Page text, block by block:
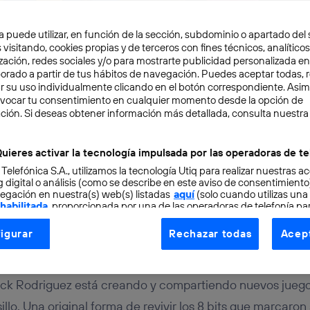
4 min
de la Game
gordo en pleno 2015
Rodriguez está creando y compartiendo nuevos
Una original forma de revivir los 8 bits que marcaron
puede utilizar, en función de la sección, subdominio o apartado del
visitando, cookies propias y de terceros con fines técnicos,
redes sociales y/o para mostrarte publicidad personalizada
a partir de tus hábitos de navegación. Puedes aceptar todas,
su uso individualmente clicando en el botón correspondiente.
tu consentimiento en cualquier momento desde la opción de
Si deseas obtener información más detallada, consulta nuestra
activar la tecnología impulsada por las operadoras de
S.A., utilizamos la tecnología Utiq para realizar nuestras
digital o análisis (como se describe en este aviso de
en nuestra(s) web(s) listadas aquí(solo cuando utilizas una
, proporcionada por una de las operadoras de telefonía
consentimiento en cada página web).
Utiq está diseñada con la privacidad como prioridad
tu dirección IP y otra información de la cuenta de cliente de
la conexión que utilizas (p. ej., número de teléfono móvil).
Rechazar todas